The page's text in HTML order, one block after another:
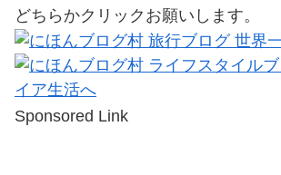
どちらかクリックお願いします。
Sponsored Link